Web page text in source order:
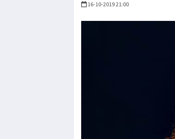
16-10-2019 21:00